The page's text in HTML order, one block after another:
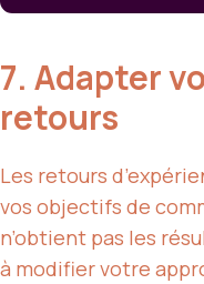
7. Adapter
retours
Les retours
vos objectifs de
n’obtient pas les
à modifier votre